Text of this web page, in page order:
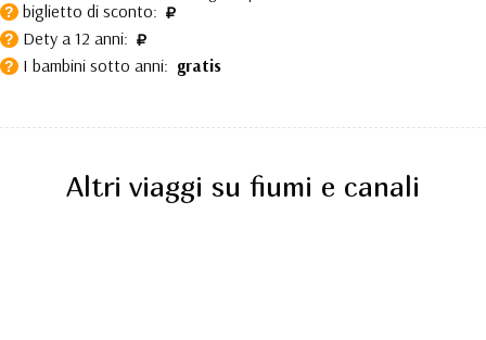
? biglietto di sconto:
? Dety a 12 anni:
? I bambini sotto anni: gratis
Altri viaggi su fiumi e canali